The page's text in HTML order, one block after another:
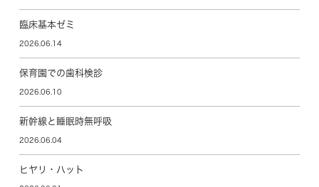
臨床基本ゼミ
2026.06.14
保育園での歯科検診
2026.06.10
新幹線と睡眠時無呼吸
2026.06.04
ヒヤリ・ハット